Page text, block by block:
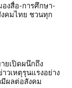
องสื่อ-การศึกษา-
คมไทย ชวนทุก
ยเปิดผนึกถึง
วเหตุรุนแรงอย่าง
ผลต่อสังคม